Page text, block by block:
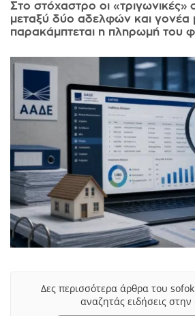
Στο στόχαστρο οι «τριγωνικές»
μεταξύ δύο αδελφών και
παρακάμπτεται η πληρωμή του
Δες περισσότερα άρθρα του
αναζητάς ειδήσεις στην